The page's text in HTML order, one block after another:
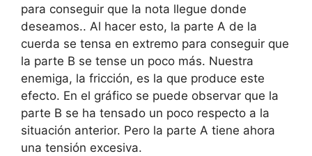
para conseguir que la nota llegue donde
deseamos.. Al hacer esto, la parte A de la
cuerda se tensa en extremo para conseguir que
la parte B se tense un poco más. Nuestra
enemiga, la fricción, es la que produce este
efecto. En el gráfico se puede observar que la
parte B se ha tensado un poco respecto a la
situación anterior. Pero la parte A tiene ahora
una tensión excesiva.